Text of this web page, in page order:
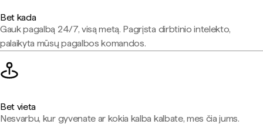
Bet kada
Gauk pagalbą 24/7, visą metą. Pagrįsta dirbtinio intelekto,
palaikyta mūsų pagalbos komandos.
Bet vieta
Nesvarbu, kur gyvenate ar kokia kalba kalbate, mes čia jums.